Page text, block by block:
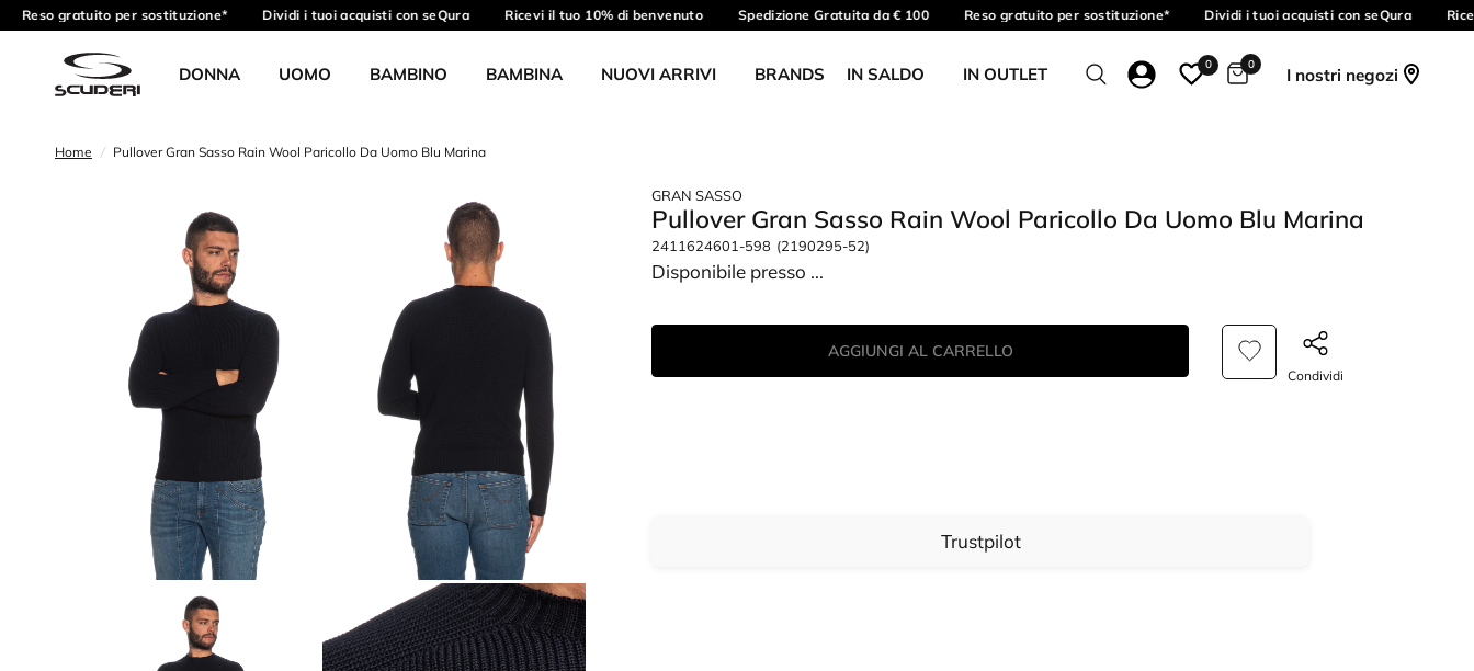
Reso gratuito per sostituzione* Dividi i tuoi acquisti con seQura Ricevi il tuo 10% di benvenuto Spedizione Gratuita da € 100 Reso gratuito per sostituzione* Dividi i tuoi acquisti con seQura
DONNA UOMO BAMBINO BAMBINA NUOVI ARRIVI BRANDS IN SALDO IN OUTLET 0 0
I nostri negozi
Home / Pullover Gran Sasso Rain Wool Paricollo Da Uomo Blu Marina
GRAN SASSO
Pullover Gran Sasso Rain Wool Paricollo Da Uomo Blu Marina
2411624601-598 (2190295-52)
Disponibile presso ...
AGGIUNGI AL CARRELLO
Condividi
Trustpilot